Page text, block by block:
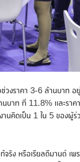
วงราคา 3-6 ล้านบาท อ
นบาท ที่ 11.8% และราคา
านคิดเป็น 1 ใน 5 ของผู้ร่
ริง หรือเรียลดีมานด์ เพร